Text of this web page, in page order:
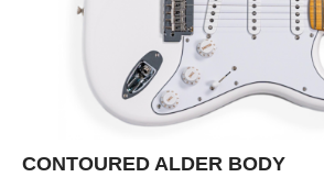
CONTOURED ALDER BODY